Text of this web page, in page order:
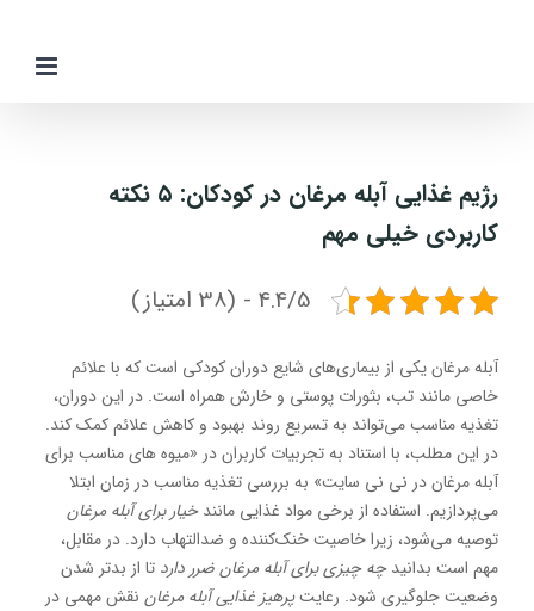
رژیم غذایی آبله مرغان در کودکان: ۵ نکته
کاربردی خیلی مهم
4.4/5 - (38 امتیاز)
آبله مرغان یکی از بیماری‌های شایع دوران کودکی است که با علائم
خاصی مانند تب، بثورات پوستی و خارش همراه است. در این دوران،
تغذیه مناسب می‌تواند به تسریع روند بهبود و کاهش علائم کمک کند.
در این مطلب، با استناد به تجربیات کاربران در «میوه های مناسب برای
آبله مرغان در نی نی سایت» به بررسی تغذیه مناسب در زمان ابتلا
می‌پردازیم. استفاده از برخی مواد غذایی مانندخیار برای آبله مرغان
توصیه می‌شود، زیرا خاصیت خنک‌کننده و ضدالتهاب دارد. در مقابل،
مهم است بدانیدچه چیزی برای آبله مرغان ضرر دارد تا از بدتر شدن
وضعیت جلوگیری شود. رعایتپرهیز غذایی آبله مرغان نقش مهمی در